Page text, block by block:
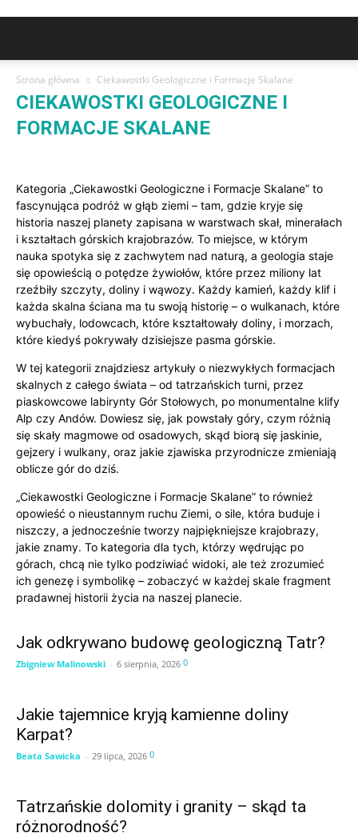
Strona główna Ciekawostki Geologiczne i Formacje Skalane
CIEKAWOSTKI GEOLOGICZNE I
FORMACJE SKALANE
Apallachy – Stare Góry Ameryki
Apeniny – Kręgosłup Włoch
Atlas – Pustynne Piękno Afryki Północnej
Bezpieczeństwo w górach
Ciekawostki Geologiczne i Formacje Skalane
Czytelnicy Piszą
Ekologia i Ochrona Gór
Fakty i Mity
Flora i Fauna Górska
Górskie atrakcje i miejsca warte odwiedzenia
Górskie Festiwale i Wydarzenia
Góry Afryki – Wyprawy i Ciekawostki
Góry dla Początkujących
Góry Dynarskie – Bałkańska Tajemnica
Góry Etiopskie – Dach Afryki Wschodniej
Góry Nocą – Astronomia i Cisza Natury
Góry Północnej Szkocji
Góry Polski mniej znane – Ukryte Skarby Krajobrazu
Góry Ruwenzori – Księżycowe Szczyty
Góry Skaliste – Dzikość Kanady i USA
Góry Stanowe – Dzikość Australii
Góry Świętokrzyskie – Magiczne Miejsca Polski
Góry Ural – Granica Kontynentów
Góry w Czterech Porach Roku
Góry w Kulturze i Literaturze
Góry w Polsce dla Rodzin i Dzieci
Góry Wulkaniczne – Indonezja i Filipiny
Himalaje – Dach Świata
Historia i Odkrycia Górskie
Kordyliery – Góry Ameryki Północnej
Kordyliery Południowe – Patagonia
Mity i Legendy Górskie Świata
Noclegi i Schroniska Górskie
Pamiro-Ałaj – Surowe Piękno Azji Środkowej
Pireneje – Granica Hiszpanii i Francji
Podróże Górskie po Ameryce Południowej
Podróże Górskie po Azji
Poradnik Górskiego Wędrowca
Pozostałe Artykuły
Przewodniki po górskich regionach
Pytania od czytelników
Sierras de Guadarrama – Góry Hiszpanii
Sztuka i Fotografia Gór
Tatry – Perła Karpat
Życie w Górskich Wioskach
Kategoria „Ciekawostki Geologiczne i Formacje Skalane” to
fascynująca podróż w głąb ziemi – tam, gdzie kryje się
historia naszej planety zapisana w warstwach skał, minerałach
i kształtach górskich krajobrazów. To miejsce, w którym
nauka spotyka się z zachwytem nad naturą, a geologia staje
się opowieścią o potędze żywiołów, które przez miliony lat
rzeźbiły szczyty, doliny i wąwozy. Każdy kamień, każdy klif i
każda skalna ściana ma tu swoją historię – o wulkanach, które
wybuchały, lodowcach, które kształtowały doliny, i morzach,
które kiedyś pokrywały dzisiejsze pasma górskie.
W tej kategorii znajdziesz artykuły o niezwykłych formacjach
skalnych z całego świata – od tatrzańskich turni, przez
piaskowcowe labirynty Gór Stołowych, po monumentalne klify
Alp czy Andów. Dowiesz się, jak powstały góry, czym różnią
się skały magmowe od osadowych, skąd biorą się jaskinie,
gejzery i wulkany, oraz jakie zjawiska przyrodnicze zmieniają
oblicze gór do dziś.
„Ciekawostki Geologiczne i Formacje Skalane” to również
opowieść o nieustannym ruchu Ziemi, o sile, która buduje i
niszczy, a jednocześnie tworzy najpiękniejsze krajobrazy,
jakie znamy. To kategoria dla tych, którzy wędrując po
górach, chcą nie tylko podziwiać widoki, ale też zrozumieć
ich genezę i symbolikę – zobaczyć w każdej skale fragment
pradawnej historii życia na naszej planecie.
Jak odkrywano budowę geologiczną Tatr?
Zbigniew Malinowski - 6 sierpnia, 2026 0
Jakie tajemnice kryją kamienne doliny
Karpat?
Beata Sawicka - 29 lipca, 2026 0
Tatrzańskie dolomity i granity – skąd ta
różnorodność?